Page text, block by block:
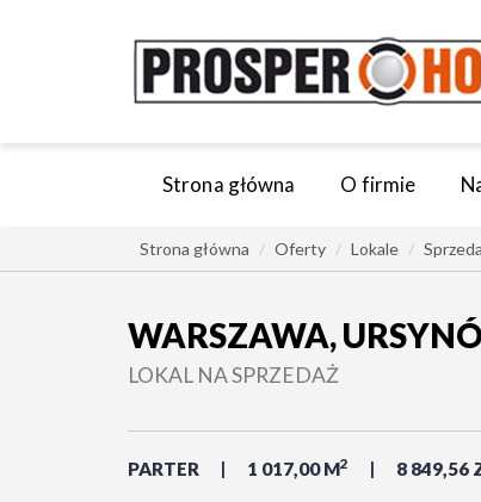
Strona główna O firmie
Strona główna Oferty Lokale
WARSZAWA,
LOKAL NA SPRZEDAŻ
PARTER 1 017,00 M2 8 849,56